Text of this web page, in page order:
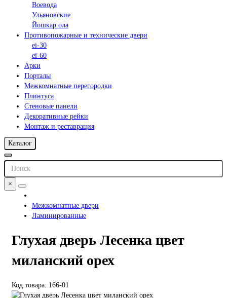
Воевода
Ульяновские
Йошкар ола
Противопожарные и технические двери
ei-30
ei-60
Арки
Порталы
Межкомнатные перегородки
Плинтуса
Стеновые панели
Декоративные рейки
Монтаж и реставрация
Каталог
×
Межкомнатные двери
Ламинированные
Глухая дверь Лесенка цвет
миланский орех
Код товара: 166-01